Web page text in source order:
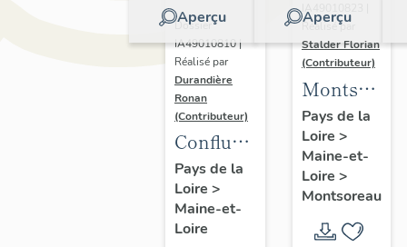
Aperçu
Dossier
IA49010810 |
Réalisé par
Durandière
Ronan
(Contributeur)
Confluence
Maine-
Loire :
présentation
Pays de la
Loire >
Maine-et-
Loire
Aperçu
IA49010823 |
Réalisé par
Stalder Florian
(Contributeur)
Montsoreau
:
de la
commune
Pays de la
Loire >
Maine-et-
Loire >
Montsoreau